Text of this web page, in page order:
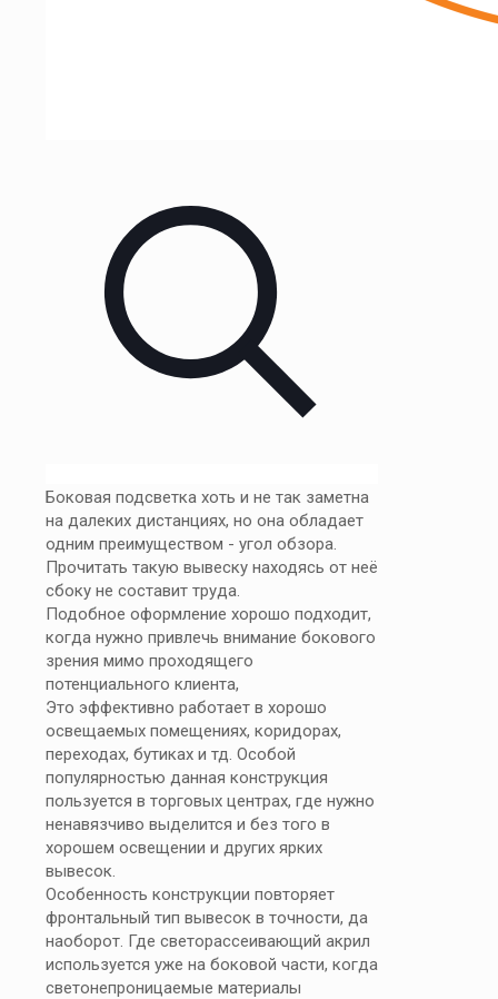
Боковая подсветка хоть и не так заметна
на далеких дистанциях, но она обладает
одним преимуществом - угол обзора.
Прочитать такую вывеску находясь от неё
сбоку не составит труда.
Подобное оформление хорошо подходит,
когда нужно привлечь внимание бокового
зрения мимо проходящего
потенциального клиента,
Это эффективно работает в хорошо
освещаемых помещениях, коридорах,
переходах, бутиках и тд. Особой
популярностью данная конструкция
пользуется в торговых центрах, где нужно
ненавязчиво выделится и без того в
хорошем освещении и других ярких
вывесок.
Особенность конструкции повторяет
фронтальный тип вывесок в точности, да
наоборот. Где светорассеивающий акрил
используется уже на боковой части, когда
светонепроницаемые материалы